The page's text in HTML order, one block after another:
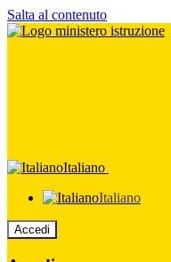
Salta al contenuto
Italiano
Italiano
Accedi